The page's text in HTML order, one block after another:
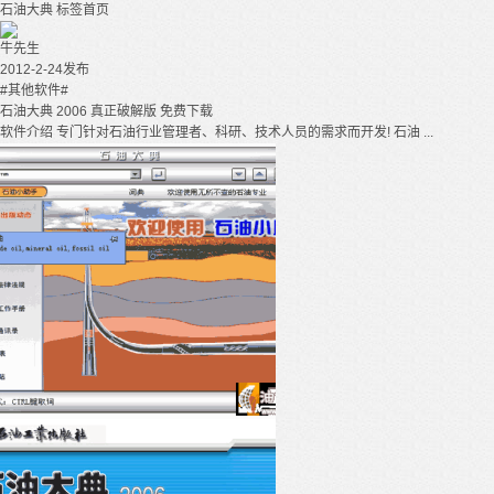
石油大典 标签首页
牛先生
2012-2-24发布
#其他软件#
石油大典 2006 真正破解版 免费下载
软件介绍 专门针对石油行业管理者、科研、技术人员的需求而开发! 石油 ...